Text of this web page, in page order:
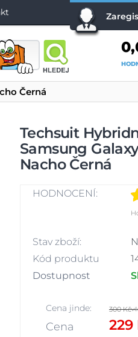
Černá
Techsuit
Samsung Galaxy
Nacho Černá
HODNOCENÍ:
Stav zboží:
Kód produktu
Dostupnost
Cena jinde: 300 Kč
Cena 229